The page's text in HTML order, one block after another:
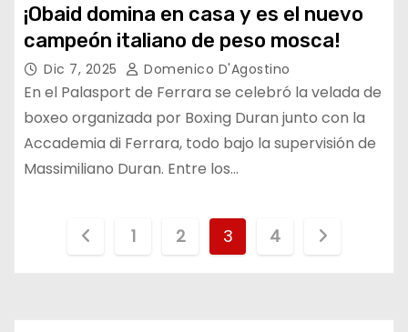
¡Obaid domina en casa y es el nuevo
campeón italiano de peso mosca!
Dic 7, 2025 Domenico D'Agostino
En el Palasport de Ferrara se celebró la velada de
boxeo organizada por Boxing Duran junto con la
Accademia di Ferrara, todo bajo la supervisión de
Massimiliano Duran. Entre los…
1 2 3 4